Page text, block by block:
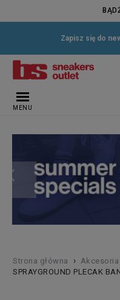
Zapisz się do
MENU
Strona główna › Akcesoria
SPRAYGROUND PLECAK